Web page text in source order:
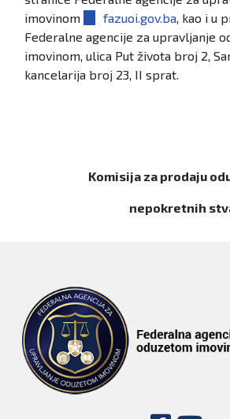
imovinom
fazuoi.gov.ba, kao i u
Federalne agencije za upravljanje
imovinom, ulica Put života broj 2,
kancelarija broj 23, II sprat.
Komisija za prodaju
nepokretnih